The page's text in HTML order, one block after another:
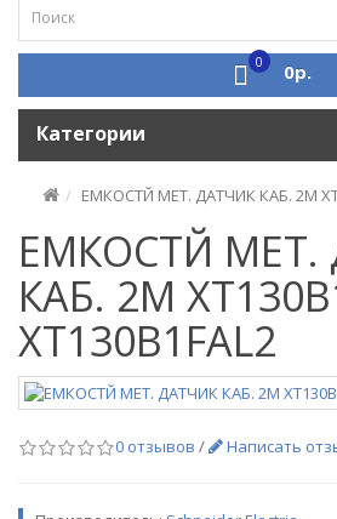
0 0р.
Категории
ЕМКОСТЙ МЕТ. ДАТЧИК КАБ. 2М
ЕМКОСТЙ МЕТ.
КАБ. 2М
XT130B1FAL2
0 отзывов / Написать